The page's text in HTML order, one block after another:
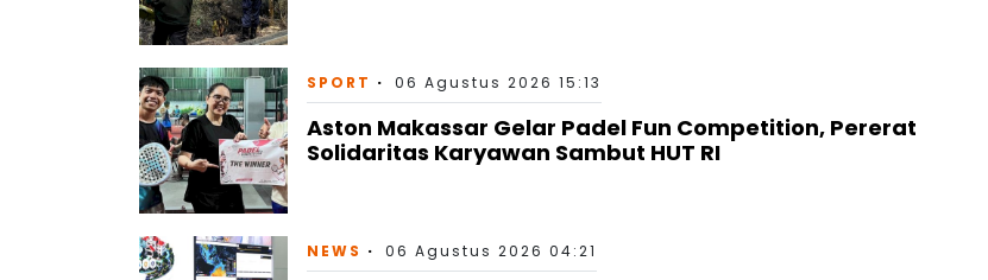
SPORT 06 Agustus 2026 15:13
Aston Makassar Gelar Padel Fun Competition, Pererat
Solidaritas Karyawan Sambut HUT RI
NEWS 06 Agustus 2026 04:21